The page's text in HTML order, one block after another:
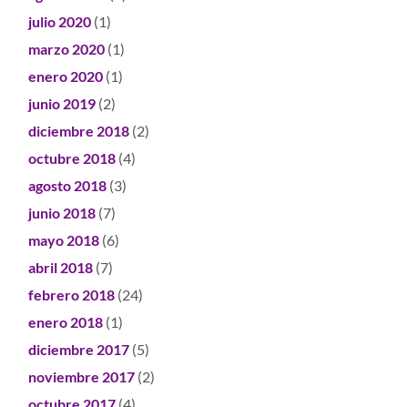
julio 2020 (1)
marzo 2020 (1)
enero 2020 (1)
junio 2019 (2)
diciembre 2018 (2)
octubre 2018 (4)
agosto 2018 (3)
junio 2018 (7)
mayo 2018 (6)
abril 2018 (7)
febrero 2018 (24)
enero 2018 (1)
diciembre 2017 (5)
noviembre 2017 (2)